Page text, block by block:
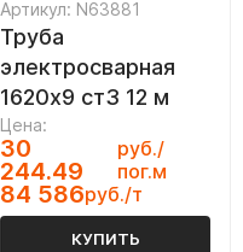
Артикул: N63881
Труба
электросварная
1620х9 ст3 12 м
Цена:
30
244.49
руб./
пог.м
84 586руб./т
КУПИТЬ